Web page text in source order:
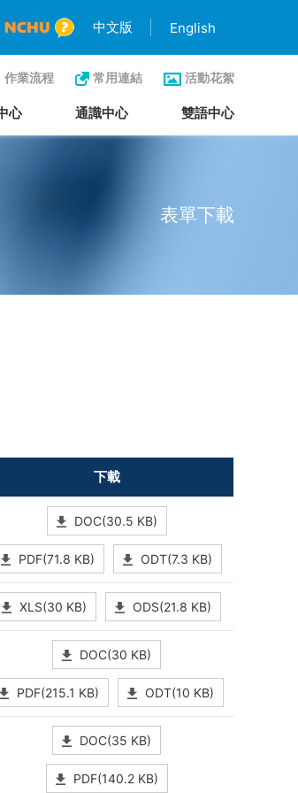
中文版 English
作業流程 常用連結 活動花絮
心 通識中心 雙語中心
表單下載
下載
DOC(30.5 KB)
PDF(71.8 KB) ODT(7.3 KB)
XLS(30 KB) ODS(21.8 KB)
DOC(30 KB)
PDF(215.1 KB) ODT(10 KB)
DOC(35 KB)
PDF(140.2 KB)